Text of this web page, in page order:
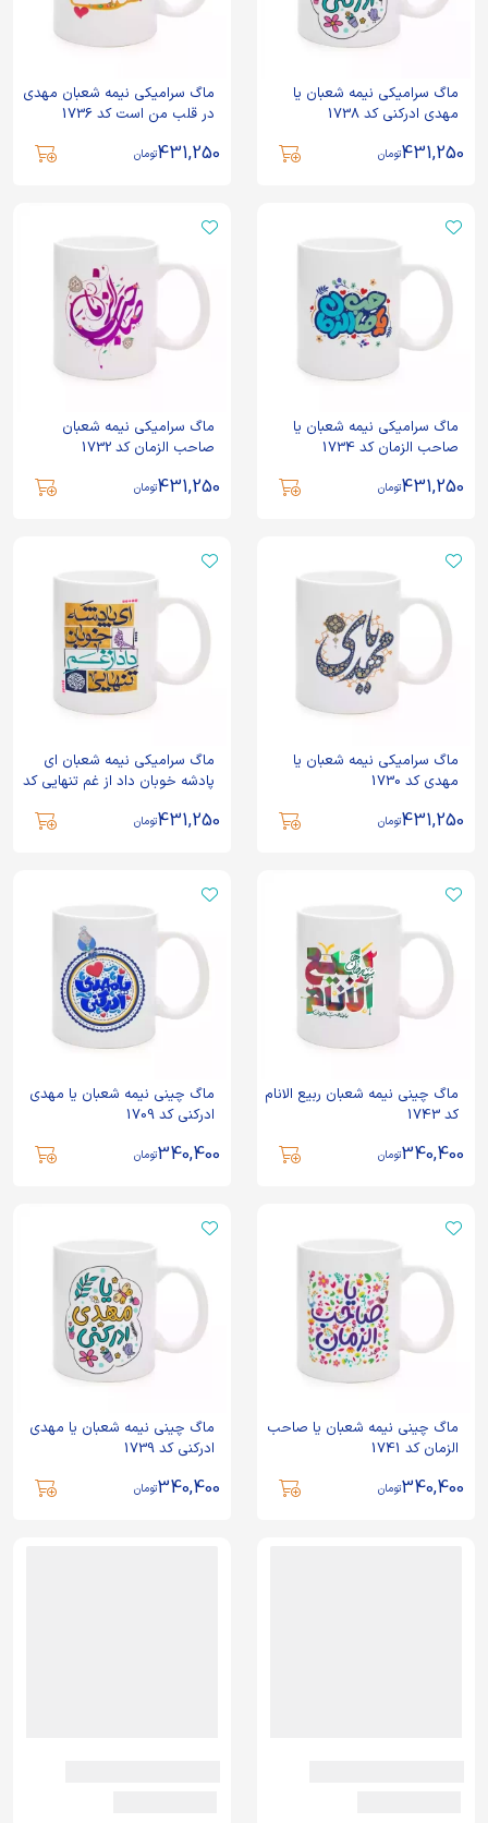
ماگ سرامیکی نیمه شعبان یا
مهدی ادرکنی کد 1738
431,250تومان
ماگ سرامیکی نیمه شعبان مهدی
در قلب من است کد 1736
431,250تومان
ماگ سرامیکی نیمه شعبان یا
صاحب الزمان کد 1734
431,250تومان
ماگ سرامیکی نیمه شعبان
صاحب الزمان کد 1732
431,250تومان
ماگ سرامیکی نیمه شعبان یا
مهدی کد 1730
431,250تومان
ماگ سرامیکی نیمه شعبان ای
پادشه خوبان داد از غم تنهایی کد
431,250تومان
ماگ چینی نیمه شعبان ربیع الانام
کد 1743
340,400تومان
ماگ چینی نیمه شعبان یا مهدی
ادرکنی کد 1709
340,400تومان
ماگ چینی نیمه شعبان یا صاحب
الزمان کد 1741
340,400تومان
ماگ چینی نیمه شعبان یا مهدی
ادرکنی کد 1739
340,400تومان